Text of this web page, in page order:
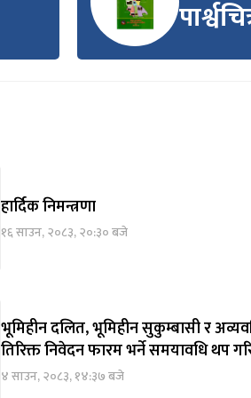
हार्दिक निमन्त्रणा
१६ साउन, २०८३, २०:३० बजे
भूमिहीन दलित, भूमिहीन सुकुम्बासी र
तिरिक्त निवेदन फारम भर्ने समयावधि थप
४ साउन, २०८३, १४:३७ बजे